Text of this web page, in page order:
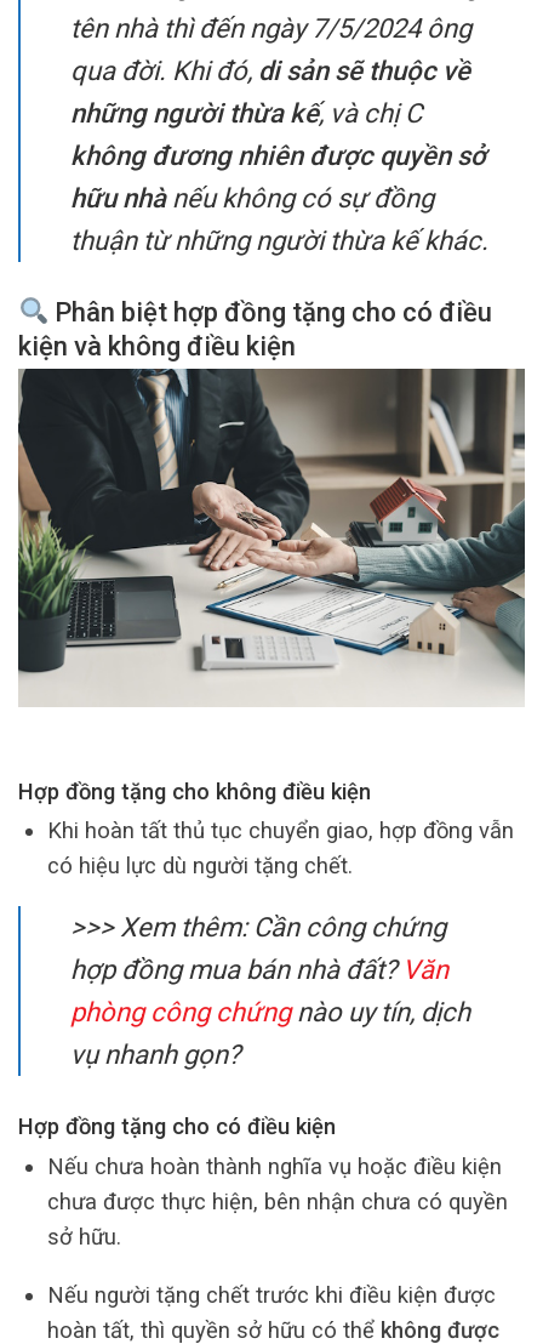
tên nhà thì đến ngày 7/5/2024 ông
qua đời. Khi đó, di sản sẽ thuộc về
những người thừa kế, và chị C
không đương nhiên được quyền sở
hữu nhànếu không có sự đồng
thuận từ những người thừa kế khác.
Phân biệt hợp đồng tặng cho có điều
kiện và không điều kiện
Hợp đồng tặng cho không điều kiện
Khi hoàn tất thủ tục chuyển giao, hợp đồng vẫn
có hiệu lực dù người tặng chết.
>>> Xem thêm: Cần công chứng
hợp đồng mua bán nhà đất? Văn
phòng công chứngnào uy tín, dịch
vụ nhanh gọn?
Hợp đồng tặng cho có điều kiện
Nếu chưa hoàn thành nghĩa vụ hoặc điều kiện
chưa được thực hiện, bên nhận chưa có quyền
sở hữu.
Nếu người tặng chết trước khi điều kiện được
hoàn tất, thì quyền sở hữu có thể không được